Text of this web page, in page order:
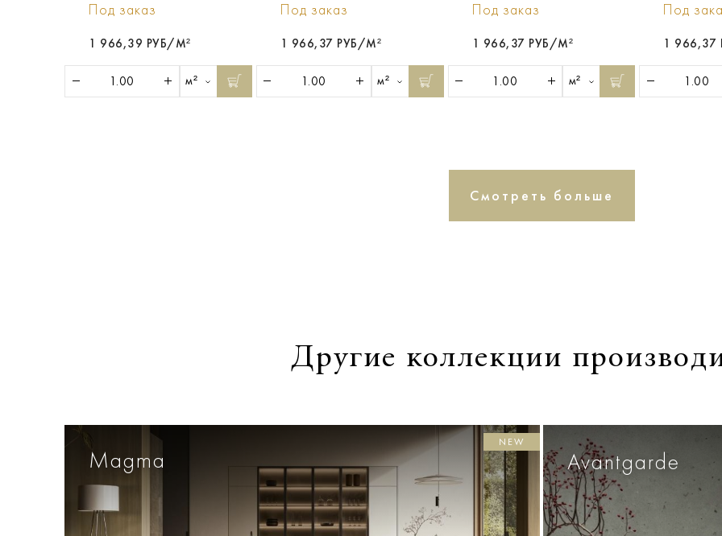
Под заказ
1 966,39 РУБ/М²
м²
Под заказ
1 966,37 РУБ/М²
м²
Под заказ
1 966,37 РУБ/М²
м²
Под
1 966,37
Смотреть больше
Другие коллекции
Magma
NEW
Avantgarde